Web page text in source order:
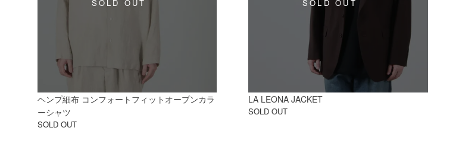
ヘンプ細布 コンフォートフィットオープンカラ
ーシャツ
SOLD OUT
LA LEONA JACKET
SOLD OUT